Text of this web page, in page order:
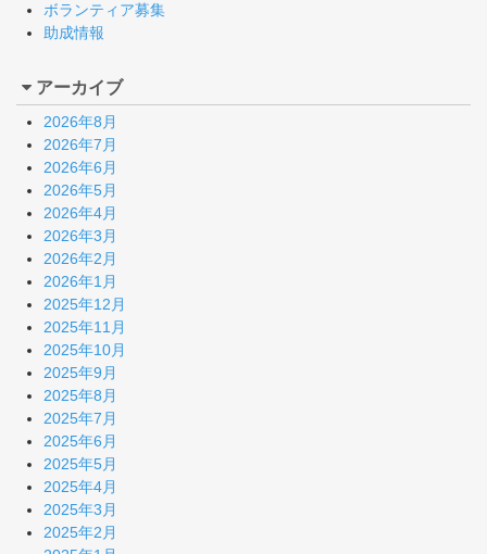
ボランティア募集
助成情報
アーカイブ
2026年8月
2026年7月
2026年6月
2026年5月
2026年4月
2026年3月
2026年2月
2026年1月
2025年12月
2025年11月
2025年10月
2025年9月
2025年8月
2025年7月
2025年6月
2025年5月
2025年4月
2025年3月
2025年2月